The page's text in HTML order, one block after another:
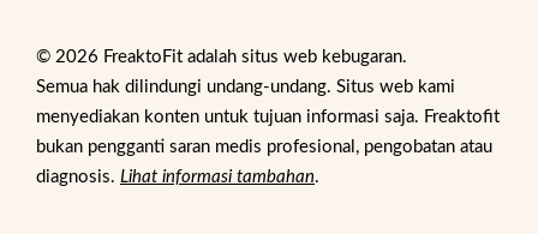
© 2026 FreaktoFit adalah situs web kebugaran.
Semua hak dilindungi undang-undang. Situs web kami
menyediakan konten untuk tujuan informasi saja. Freaktofit
bukan pengganti saran medis profesional, pengobatan atau
diagnosis. Lihat informasi tambahan.